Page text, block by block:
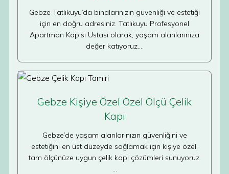
Gebze Tatlıkuyu’da binalarınızın güvenliği ve estetiği
için en doğru adresiniz. Tatlıkuyu Profesyonel
Apartman Kapısı Ustası olarak, yaşam alanlarınıza
değer katıyoruz.…
Gebze Kişiye Özel Özel Ölçü Çelik
Kapı
Gebze’de yaşam alanlarınızın güvenliğini ve
estetiğini en üst düzeyde sağlamak için kişiye özel,
tam ölçünüze uygun çelik kapı çözümleri sunuyoruz.
…